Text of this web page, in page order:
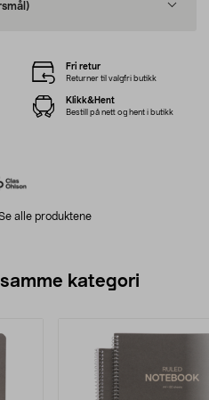
alle produktene
Fri retur
Returner til valgfri butikk
Klikk&Hent
Bestill på nett og hent i butikk
kategori